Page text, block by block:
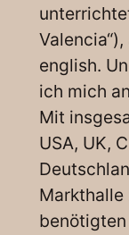
english.
ich mich
Mit
USA, UK,
Markthalle